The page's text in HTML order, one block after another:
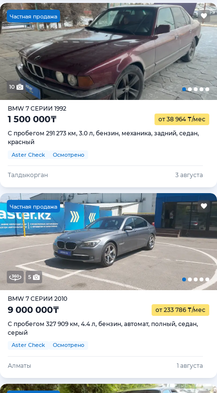
Частная продажа
10
BMW 7 СЕРИИ 1992
1 500 000₸ от 38 964 ₸/мес
С пробегом 291 273 км, 3.0 л, бензин, механика, задний, седан,
красный
Aster Check Осмотрено
Талдыкорган 3 августа
Частная продажа
5
BMW 7 СЕРИИ 2010
9 000 000₸ от 233 786 ₸/мес
С пробегом 327 909 км, 4.4 л, бензин, автомат, полный, седан,
серый
Aster Check Осмотрено
Алматы 1 августа